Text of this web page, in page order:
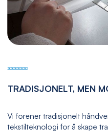
TRADISJONELT, MEN
Vi forener tradisjonelt
tekstilteknologi for å skape